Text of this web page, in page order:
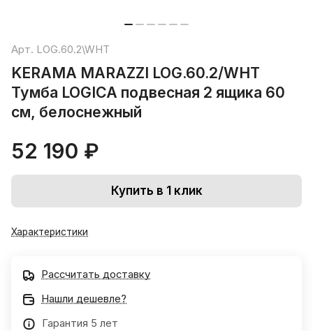
Арт. LOG.60.2\WHT
KERAMA MARAZZI LOG.60.2/WHT
Тумба LOGICA подвесная 2 ящика 60
см, белоснежный
52 190 ₽
Купить в 1 клик
Характеристики
Рассчитать доставку
Нашли дешевле?
Гарантия 5 лет